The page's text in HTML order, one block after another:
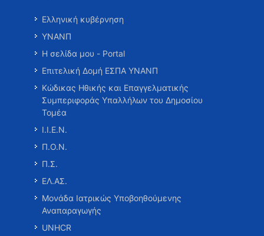
Ελληνική κυβέρνηση
ΥΝΑΝΠ
Η σελίδα μου - Portal
Επιτελική Δομή ΕΣΠΑ ΥΝΑΝΠ
Κώδικας Ηθικής και Επαγγελματικής
Συμπεριφοράς Υπαλλήλων του Δημοσίου
Τομέα
Ι.Ι.Ε.Ν.
Π.Ο.Ν.
Π.Σ.
ΕΛ.ΑΣ.
Μονάδα Ιατρικώς Υποβοηθούμενης
Αναπαραγωγής
UNHCR